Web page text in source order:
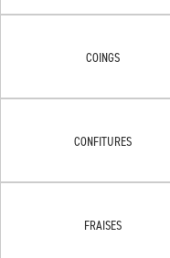
COINGS
CONFITURES
FRAISES